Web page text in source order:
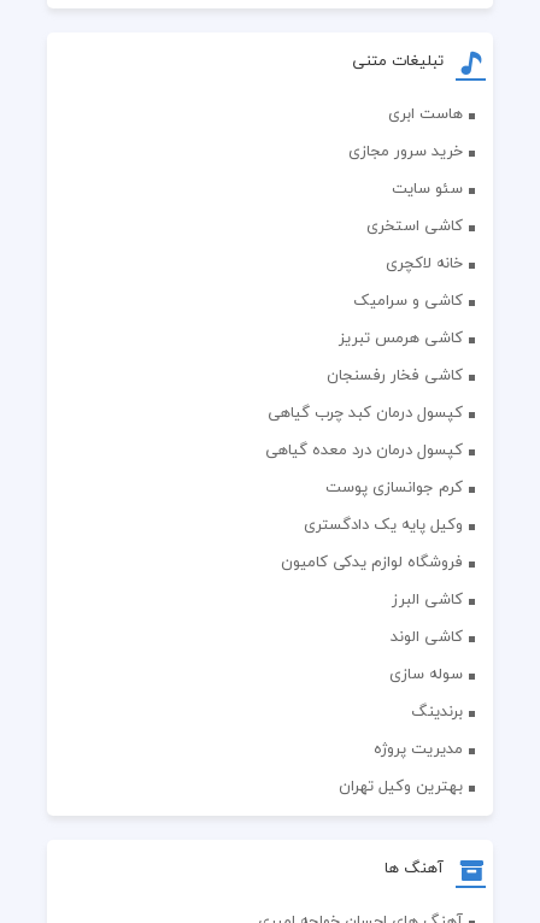
تبلیغات متنی
هاست ابری
خرید سرور مجازی
سئو سایت
کاشی استخری
خانه لاکچری
کاشی و سرامیک
کاشی هرمس تبریز
کاشی فخار رفسنجان
کپسول درمان کبد چرب گیاهی
کپسول درمان درد معده گیاهی
کرم جوانسازی پوست
وکیل پایه یک دادگستری
فروشگاه لوازم یدکی کامیون
کاشی البرز
کاشی الوند
سوله سازی
برندینگ
مدیریت پروژه
بهترین وکیل تهران
آهنگ ها